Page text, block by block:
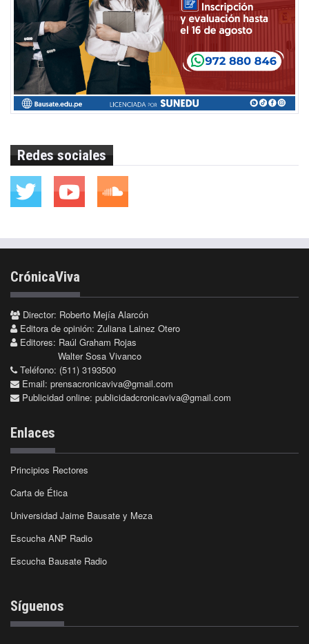
Redes sociales
CrónicaViva
Director: Roberto Mejía Alarcón
Editora de opinión: Zuliana Lainez Otero
Editores: Raúl Graham Rojas
Walter Sosa Vivanco
Teléfono: (511) 3193500
Email: prensacronicaviva@gmail.com
Publicidad online: publicidadcronicaviva@gmail.com
Enlaces
Principios Rectores
Carta de Ética
Universidad Jaime Bausate y Meza
Escucha ANP Radio
Escucha Bausate Radio
Síguenos